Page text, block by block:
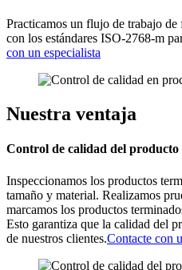
Practicamos un flujo de trabajo
con los estándares ISO-2768-m
con un especialista
Nuestra ventaja
Control de calidad del
Inspeccionamos los productos
tamaño y material. Realizamos
marcamos los productos
Esto garantiza que la calidad del
de nuestros clientes.Contacte con